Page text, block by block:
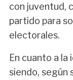
con juventud,
partido para
electorales.
En cuanto a
siendo, según